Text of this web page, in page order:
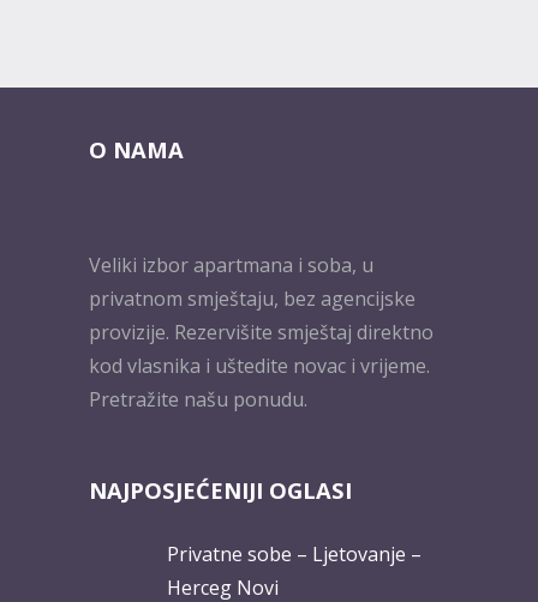
O NAMA
Veliki izbor apartmana i soba, u
privatnom smještaju, bez agencijske
provizije. Rezervišite smještaj direktno
kod vlasnika i uštedite novac i vrijeme.
Pretražite našu ponudu.
NAJPOSJEĆENIJI OGLASI
Privatne sobe – Ljetovanje –
Herceg Novi